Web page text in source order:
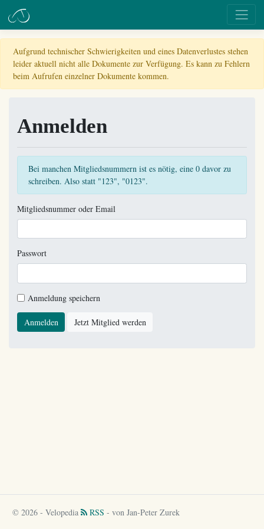
Aufgrund technischer Schwierigkeiten und eines Datenverlustes stehen
leider aktuell nicht alle Dokumente zur Verfügung. Es kann zu Fehlern
beim Aufrufen einzelner Dokumente kommen.
Anmelden
Bei manchen Mitgliedsnummern ist es nötig, eine 0 davor zu
schreiben. Also statt "123", "0123".
Mitgliedsnummer oder Email
Passwort
Anmeldung speichern
Anmelden Jetzt Mitglied werden
© 2026 - Velopedia RSS - von Jan-Peter Zurek